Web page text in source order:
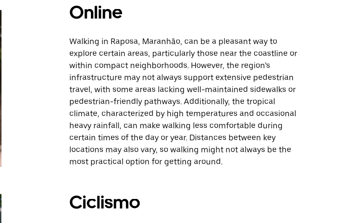
Online
Walking in Raposa, Maranhão, can be a pleasant way to
explore certain areas, particularly those near the coastline or
within compact neighborhoods. However, the region’s
infrastructure may not always support extensive pedestrian
travel, with some areas lacking well-maintained sidewalks or
pedestrian-friendly pathways. Additionally, the tropical
climate, characterized by high temperatures and occasional
heavy rainfall, can make walking less comfortable during
certain times of the day or year. Distances between key
locations may also vary, so walking might not always be the
most practical option for getting around.
Ciclismo